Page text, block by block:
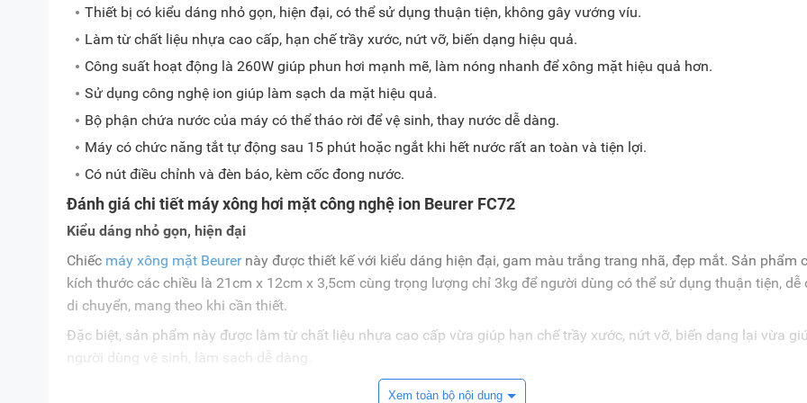
Thiết bị có kiểu dáng nhỏ gọn, hiện đại, có thể sử dụng thuận tiện, không gây vướng víu.
Làm từ chất liệu nhựa cao cấp, hạn chế trầy xước, nứt vỡ, biến dạng hiệu quả.
Công suất hoạt động là 260W giúp phun hơi mạnh mẽ, làm nóng nhanh để xông mặt hiệu quả hơn.
Sử dụng công nghệ ion giúp làm sạch da mặt hiệu quả.
Bộ phận chứa nước của máy có thể tháo rời để vệ sinh, thay nước dễ dàng.
Máy có chức năng tắt tự động sau 15 phút hoặc ngắt khi hết nước rất an toàn và tiện lợi.
Có nút điều chỉnh và đèn báo, kèm cốc đong nước.
Đánh giá chi tiết máy xông hơi mặt công nghệ ion Beurer FC72
Kiểu dáng nhỏ gọn, hiện đại
Chiếc máy xông mặt Beurernày được thiết kế với kiểu dáng hiện đại, gam màu trắng trang nhã, đẹp mắt. Sản phẩm
kích thước các chiều là 21cm x 12cm x 3,5cm cùng trọng lượng chỉ 3kg để người dùng có thể sử dụng thuận tiện, dễ
di chuyển, mang theo khi cần thiết.
Đặc biệt, sản phẩm này được làm từ chất liệu nhựa cao cấp vừa giúp hạn chế trầy xước, nứt vỡ, biến dạng lại vừa
người dùng vệ sinh, làm sạch dễ dàng.
Xem toàn bộ nội dung